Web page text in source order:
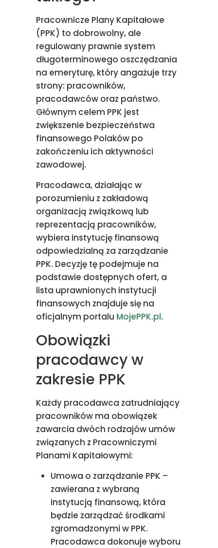
Pracownicze Plany Kapitałowe
(PPK) to dobrowolny, ale
regulowany prawnie system
długoterminowego oszczędzania
na emeryturę, który angażuje trzy
strony: pracowników,
pracodawców oraz państwo.
Głównym celem PPK jest
zwiększenie bezpieczeństwa
finansowego Polaków po
zakończeniu ich aktywności
zawodowej.
Pracodawca, działając w
porozumieniu z zakładową
organizacją związkową lub
reprezentacją pracowników,
wybiera instytucję finansową
odpowiedzialną za zarządzanie
PPK. Decyzję tę podejmuje na
podstawie dostępnych ofert, a
lista uprawnionych instytucji
finansowych znajduje się na
oficjalnym portalu MojePPK.pl.
Obowiązki
pracodawcy w
zakresie PPK
Każdy pracodawca zatrudniający
pracowników ma obowiązek
zawarcia dwóch rodzajów umów
związanych z Pracowniczymi
Planami Kapitałowymi:
Umowa o zarządzanie PPK –
zawierana z wybraną
instytucją finansową, która
będzie zarządzać środkami
zgromadzonymi w PPK.
Pracodawca dokonuje wyboru